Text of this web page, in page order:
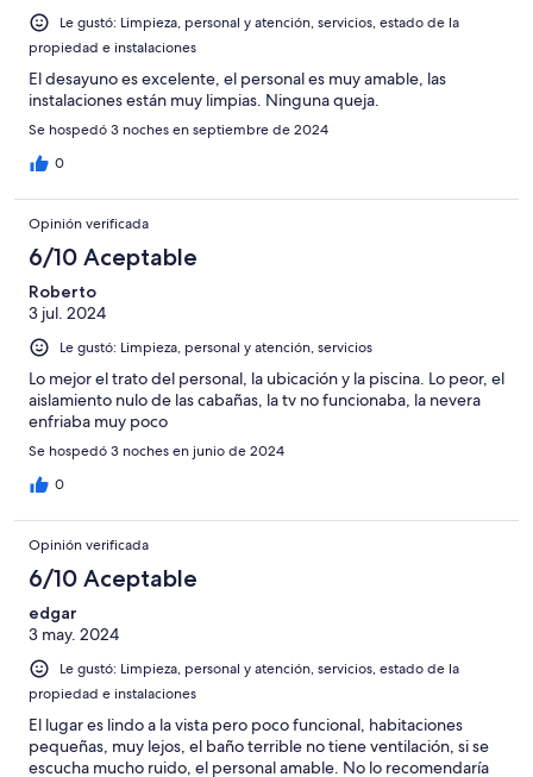
Le gustó: Limpieza, personal y atención, servicios, estado de la
propiedad e instalaciones
El desayuno es excelente, el personal es muy amable, las
instalaciones están muy limpias. Ninguna queja.
Se hospedó 3 noches en septiembre de 2024
0
Opinión verificada
6/10 Aceptable
Roberto
3 jul. 2024
Le gustó: Limpieza, personal y atención, servicios
Lo mejor el trato del personal, la ubicación y la piscina. Lo peor, el
aislamiento nulo de las cabañas, la tv no funcionaba, la nevera
enfriaba muy poco
Se hospedó 3 noches en junio de 2024
0
Opinión verificada
6/10 Aceptable
edgar
3 may. 2024
Le gustó: Limpieza, personal y atención, servicios, estado de la
propiedad e instalaciones
El lugar es lindo a la vista pero poco funcional, habitaciones
pequeñas, muy lejos, el baño terrible no tiene ventilación, si se
escucha mucho ruido, el personal amable. No lo recomendaría